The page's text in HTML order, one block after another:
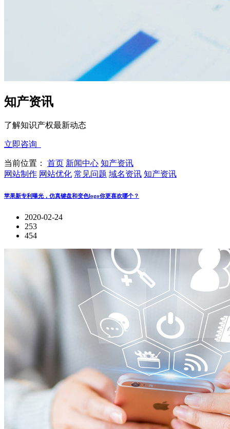
知产资讯
了解知识产权最新动态
立即咨询
当前位置： 首页 新闻中心 知产资讯
网站制作 网站优化 常见问题 域名资讯 知产资讯
苹果新专利曝光，仿真键盘和变色logo你更喜欢哪个？
2020-02-24
253
454